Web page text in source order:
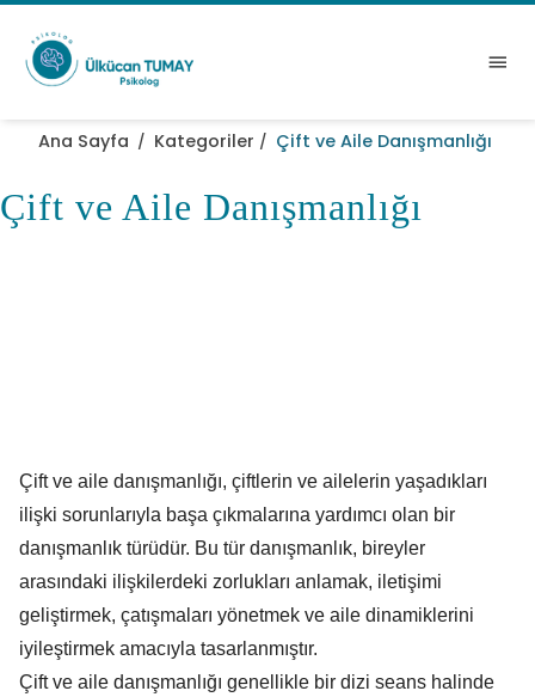
Ana Sayfa / Kategoriler / Çift ve Aile Danışmanlığı
Çift ve Aile Danışmanlığı
Çift ve aile danışmanlığı, çiftlerin ve ailelerin yaşadıkları
ilişki sorunlarıyla başa çıkmalarına yardımcı olan bir
danışmanlık türüdür. Bu tür danışmanlık, bireyler
arasındaki ilişkilerdeki zorlukları anlamak, iletişimi
geliştirmek, çatışmaları yönetmek ve aile dinamiklerini
iyileştirmek amacıyla tasarlanmıştır.
Çift ve aile danışmanlığı genellikle bir dizi seans halinde